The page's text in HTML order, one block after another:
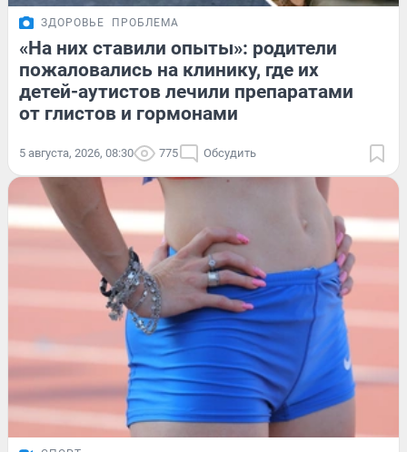
ЗДОРОВЬЕ ПРОБЛЕМА
«На них ставили опыты»: родители
пожаловались на клинику, где их
детей-аутистов лечили препаратами
от глистов и гормонами
5 августа, 2026, 08:30 775 Обсудить